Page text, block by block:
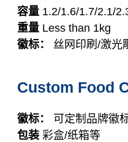
容量 1.2/1.6/1.7/2.1/
重量 Less than 1kg
徽标： 丝网印刷/激光
Custom Food
徽标：
可定制品牌徽
包装 彩盒/纸箱等